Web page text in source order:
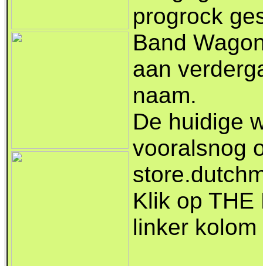
progrock
Band
aan
naam.
De huidige
vooralsnog
Klik op THE
linker